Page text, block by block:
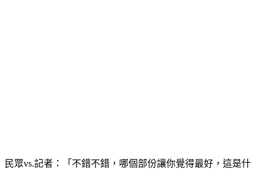
民眾vs.記者：「不錯不錯，哪個部份讓你覺得最好，這是什